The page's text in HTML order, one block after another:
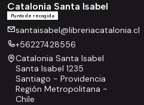
Catalonia Santa Isabel
Punto de recogida
santaisabel@libreriacatalonia.cl
+56227428556
Catalonia Santa Isabel
Santa Isabel 1235
Santiago - Providencia
Región Metropolitana -
Chile